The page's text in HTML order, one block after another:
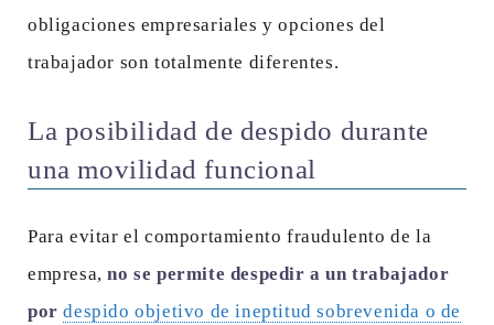
obligaciones empresariales y opciones del
trabajador son totalmente diferentes.
La posibilidad de despido durante
una movilidad funcional
Para evitar el comportamiento fraudulento de la
empresa,no se permite despedir a un trabajador
pordespido objetivo de ineptitud sobrevenida o de